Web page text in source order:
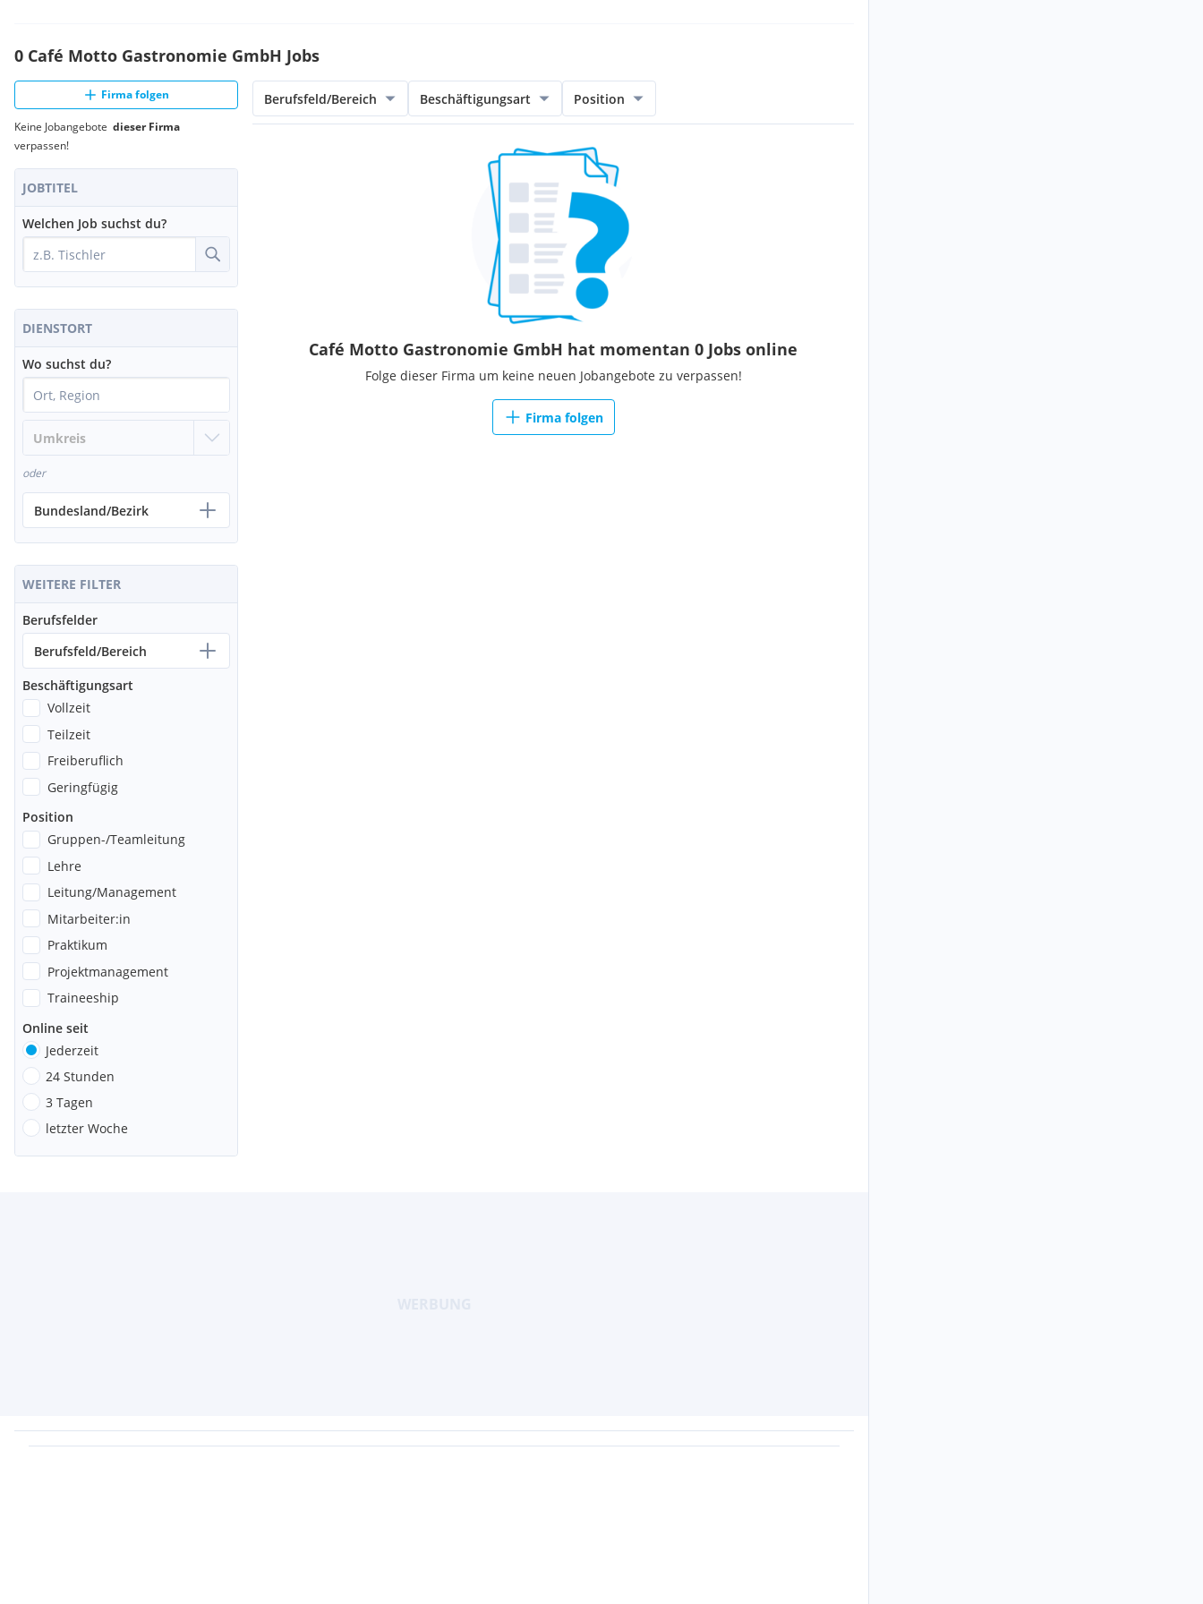
0 Café Motto Gastronomie GmbH Jobs
Firma folgen
Keine Jobangebote dieser Firma
verpassen!
JOBTITEL
Welchen Job suchst du?
DIENSTORT
Wo suchst du?
oder
Bundesland/Bezirk
WEITERE FILTER
Berufsfelder
Berufsfeld/Bereich
Beschäftigungsart
Vollzeit
Teilzeit
Freiberuflich
Geringfügig
Position
Gruppen-/Teamleitung
Lehre
Leitung/Management
Mitarbeiter:in
Praktikum
Projektmanagement
Traineeship
Online seit
Jederzeit
24 Stunden
3 Tagen
letzter Woche
Berufsfeld/Bereich Beschäftigungsart Position
Café Motto Gastronomie GmbH hat momentan 0 Jobs online
Folge dieser Firma um keine neuen Jobangebote zu verpassen!
Firma folgen